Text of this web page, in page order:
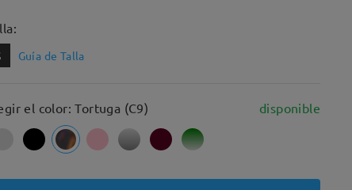
Guía de Talla
el color: Tortuga (C9) disponible